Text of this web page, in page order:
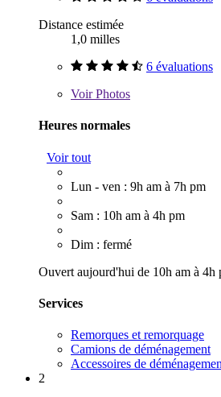
Distance estimée
1,0 milles
6 évaluations
VoirPhotos
Heures normales
Voir tout
Lun - ven : 9h am à 7h pm
Sam : 10h am à 4h pm
Dim : fermé
Ouvert aujourd'hui de 10h am à 4h
Services
Remorques et remorquage
Camions de déménagement
Accessoires de
2